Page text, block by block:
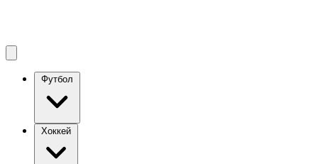
Футбол
Хоккей